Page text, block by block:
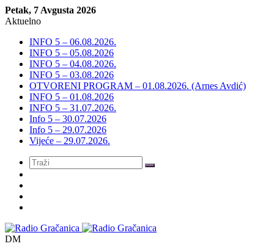
Petak, 7 Avgusta 2026
Aktuelno
INFO 5 – 06.08.2026.
INFO 5 – 05.08.2026
INFO 5 – 04.08.2026.
INFO 5 – 03.08.2026
OTVORENI PROGRAM – 01.08.2026. (Arnes Avdić)
INFO 5 – 01.08.2026
INFO 5 – 31.07.2026.
Info 5 – 30.07.2026
Info 5 – 29.07.2026
Vijeće – 29.07.2026.
Meni
DM